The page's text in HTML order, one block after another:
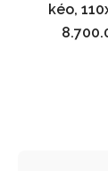
kéo,